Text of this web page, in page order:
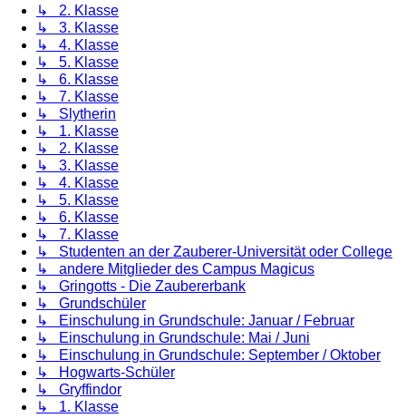
↳ 2. Klasse
↳ 3. Klasse
↳ 4. Klasse
↳ 5. Klasse
↳ 6. Klasse
↳ 7. Klasse
↳ Slytherin
↳ 1. Klasse
↳ 2. Klasse
↳ 3. Klasse
↳ 4. Klasse
↳ 5. Klasse
↳ 6. Klasse
↳ 7. Klasse
↳ Studenten an der Zauberer-Universität oder College
↳ andere Mitglieder des Campus Magicus
↳ Gringotts - Die Zaubererbank
↳ Grundschüler
↳ Einschulung in Grundschule: Januar / Februar
↳ Einschulung in Grundschule: Mai / Juni
↳ Einschulung in Grundschule: September / Oktober
↳ Hogwarts-Schüler
↳ Gryffindor
↳ 1. Klasse